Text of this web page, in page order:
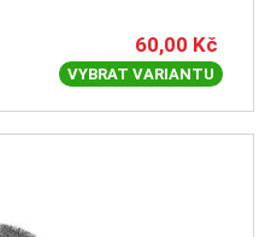
60,00 Kč
VYBRAT VARIANTU